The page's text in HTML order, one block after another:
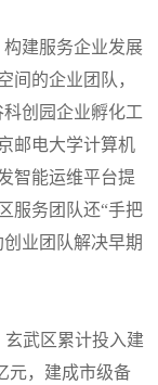
建服务企业发展
间的企业团队，
创园企业孵化工
邮电大学计算机
智能运维平台提
服务团队还“手把
业团队解决早期
武区累计投入建
元，建成市级备